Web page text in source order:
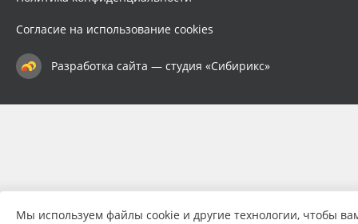
Согласие на использование cookies
Разработка сайта — студия «Сибирикс»
Мы используем файлы cookie и другие технологии, чтобы